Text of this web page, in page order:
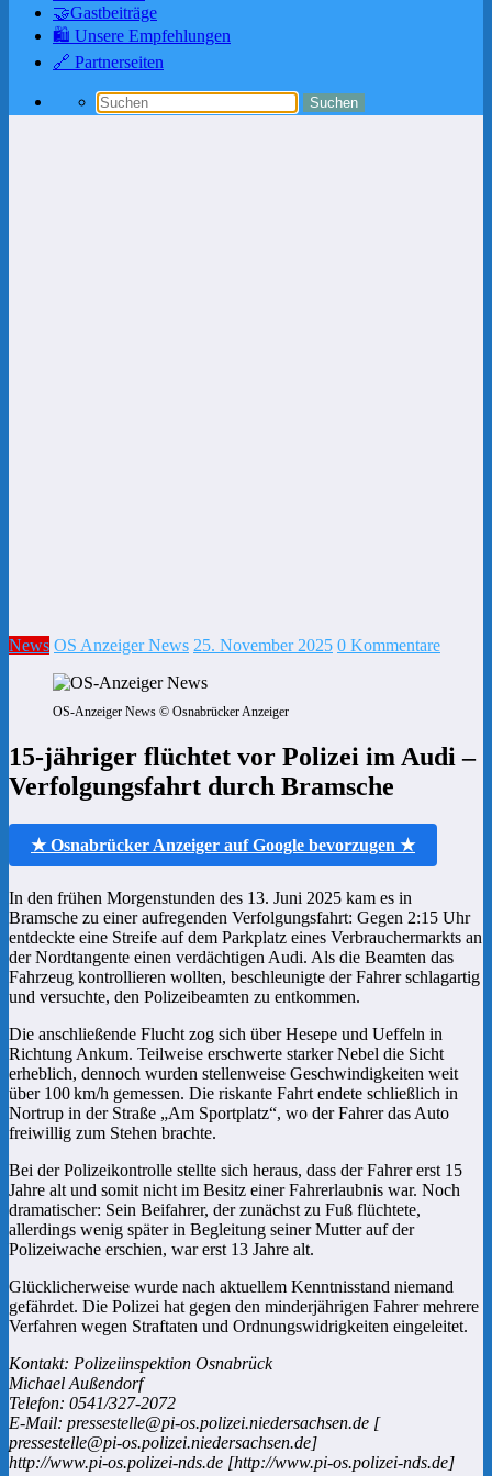
🤝Gastbeiträge
🛍️ Unsere Empfehlungen
🔗 Partnerseiten
News OS Anzeiger News 25. November 2025 0 Kommentare
OS-Anzeiger News © Osnabrücker Anzeiger
15-jähriger flüchtet vor Polizei im Audi –
Verfolgungsfahrt durch Bramsche
★ Osnabrücker Anzeiger auf Google bevorzugen ★
In den frühen Morgenstunden des 13. Juni 2025 kam es in
Bramsche zu einer aufregenden Verfolgungsfahrt: Gegen 2:15 Uhr
entdeckte eine Streife auf dem Parkplatz eines Verbrauchermarkts an
der Nordtangente einen verdächtigen Audi. Als die Beamten das
Fahrzeug kontrollieren wollten, beschleunigte der Fahrer schlagartig
und versuchte, den Polizeibeamten zu entkommen.
Die anschließende Flucht zog sich über Hesepe und Ueffeln in
Richtung Ankum. Teilweise erschwerte starker Nebel die Sicht
erheblich, dennoch wurden stellenweise Geschwindigkeiten weit
über 100 km/h gemessen. Die riskante Fahrt endete schließlich in
Nortrup in der Straße „Am Sportplatz“, wo der Fahrer das Auto
freiwillig zum Stehen brachte.
Bei der Polizeikontrolle stellte sich heraus, dass der Fahrer erst 15
Jahre alt und somit nicht im Besitz einer Fahrerlaubnis war. Noch
dramatischer: Sein Beifahrer, der zunächst zu Fuß flüchtete,
allerdings wenig später in Begleitung seiner Mutter auf der
Polizeiwache erschien, war erst 13 Jahre alt.
Glücklicherweise wurde nach aktuellem Kenntnisstand niemand
gefährdet. Die Polizei hat gegen den minderjährigen Fahrer mehrere
Verfahren wegen Straftaten und Ordnungswidrigkeiten eingeleitet.
Kontakt: Polizeiinspektion Osnabrück
Michael Außendorf
Telefon: 0541/327-2072
E-Mail: pressestelle@pi-os.polizei.niedersachsen.de [
pressestelle@pi-os.polizei.niedersachsen.de]
http://www.pi-os.polizei-nds.de [http://www.pi-os.polizei-nds.de]